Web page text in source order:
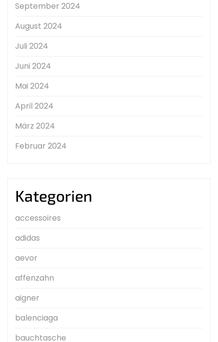
September 2024
August 2024
Juli 2024
Juni 2024
Mai 2024
April 2024
März 2024
Februar 2024
Kategorien
accessoires
adidas
aevor
affenzahn
aigner
balenciaga
bauchtasche